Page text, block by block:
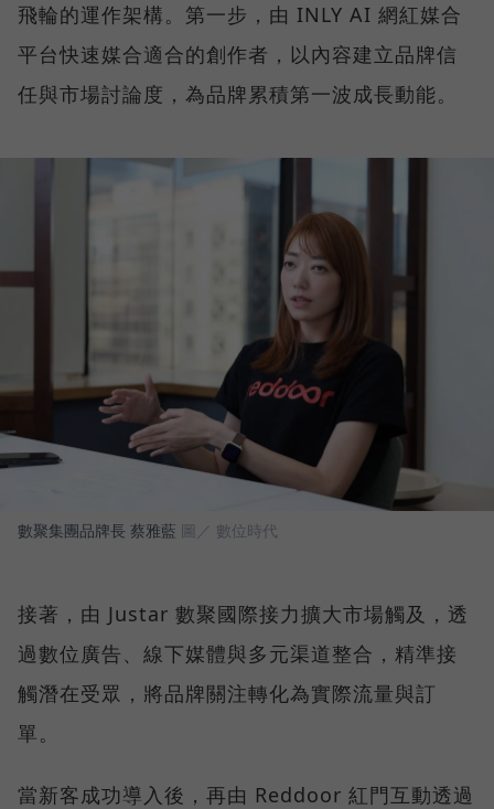
飛輪的運作架構。第一步，由 INLY AI 網紅媒合
平台快速媒合適合的創作者，以內容建立品牌信
任與市場討論度，為品牌累積第一波成長動能。
數聚集團品牌長 蔡雅藍 圖／ 數位時代
接著，由 Justar 數聚國際接力擴大市場觸及，透
過數位廣告、線下媒體與多元渠道整合，精準接
觸潛在受眾，將品牌關注轉化為實際流量與訂
單。
當新客成功導入後，再由 Reddoor 紅門互動透過